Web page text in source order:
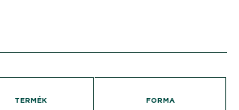
TERMÉK FORMA